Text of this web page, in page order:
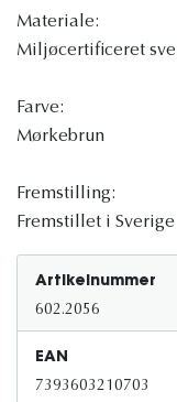
Materiale:
Miljøcertificeret
Farve:
Mørkebrun
Fremstilling:
Fremstillet i Sverige
Artikelnummer
602.2056
EAN
7393603210703